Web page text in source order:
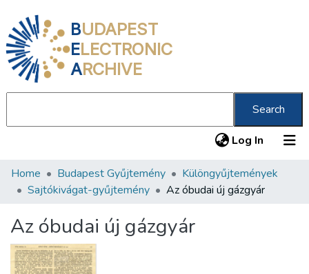
BUDAPEST
ELECTRONIC
ARCHIVE
Search
Log In (current)
Communities & Collections
Statistics
About us
Home Budapest Gyűjtemény
Különgyűjtemények
Sajtókivágat-gyűjtemény
Az óbudai új gázgyár
Az óbudai új gázgyár